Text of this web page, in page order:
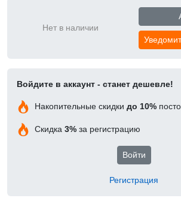
Нет в наличии
Войдите в аккаунт - станет дешевле!
Накопительные скидки до 10%
Скидка 3% за регистрацию
Войти
Регистрация